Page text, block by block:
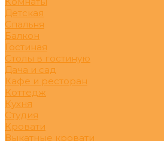
Детская
Спальня
Балкон
Гостиная
Столы в гостиную
Дача и сад
Кафе и ресторан
Коттедж
Кухня
Студия
Кровати
Выкатные кровати